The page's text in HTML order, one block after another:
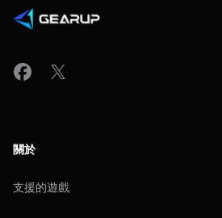
關於
支援的遊戲